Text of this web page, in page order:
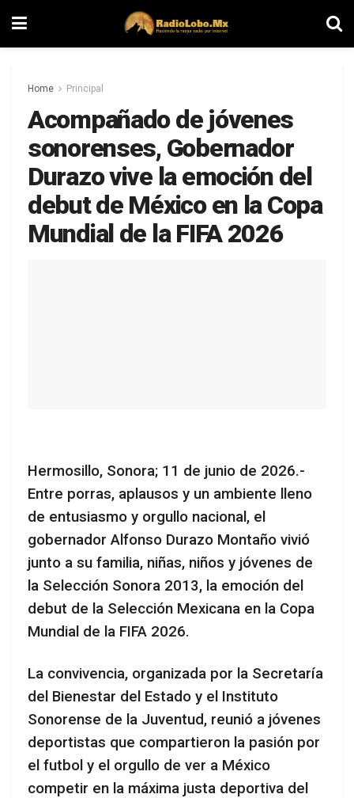
Home Principal
Acompañado de jóvenes
sonorenses, Gobernador
Durazo vive la emoción del
debut de México en la Copa
Mundial de la FIFA 2026
Hermosillo, Sonora; 11 de junio de 2026.-
Entre porras, aplausos y un ambiente lleno
de entusiasmo y orgullo nacional, el
gobernador Alfonso Durazo Montaño vivió
junto a su familia, niñas, niños y jóvenes de
la Selección Sonora 2013, la emoción del
debut de la Selección Mexicana en la Copa
Mundial de la FIFA 2026.
La convivencia, organizada por la Secretaría
del Bienestar del Estado y el Instituto
Sonorense de la Juventud, reunió a jóvenes
deportistas que compartieron la pasión por
el futbol y el orgullo de ver a México
competir en la máxima justa deportiva del